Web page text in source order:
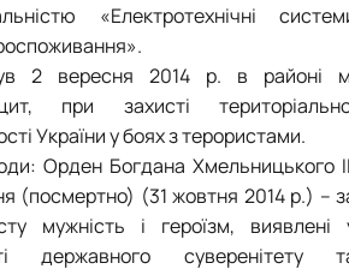
«Електротехнічні
2 вересня 2014 р. в районі
при захисті
України у боях з терористами.
Орден Богдана Хмельницького
(посмертно) (31 жовтня 2014 р.) –
мужність і героїзм, виявлені
державного суверенітету